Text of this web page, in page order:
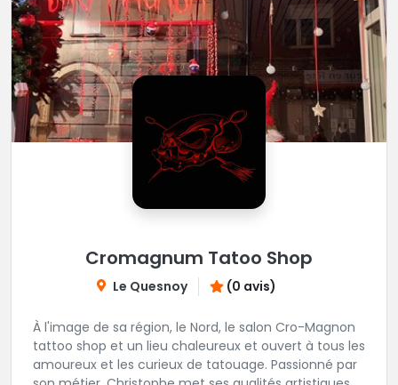
Cromagnum Tatoo Shop
Le Quesnoy (0 avis)
À l'image de sa région, le Nord, le salon Cro-Magnon
tattoo shop et un lieu chaleureux et ouvert à tous les
amoureux et les curieux de tatouage. Passionné par